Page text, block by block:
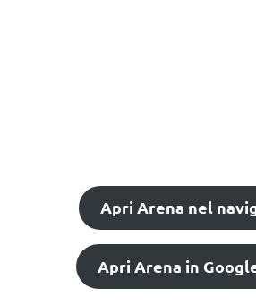
Apri Arena nel
Apri Arena in